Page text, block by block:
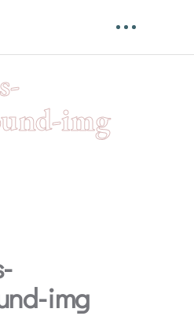
img
img